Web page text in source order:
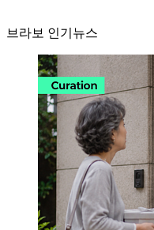
브라보 인기뉴스